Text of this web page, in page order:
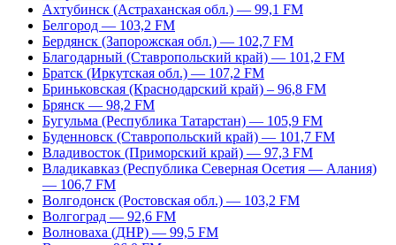
Ахтубинск (Астраханская обл.) — 99,1 FM
Белгород — 103,2 FM
Бердянск (Запорожская обл.) — 102,7 FM
Благодарный (Ставропольский край) — 101,2 FM
Братск (Иркутская обл.) — 107,2 FM
Бриньковская (Краснодарский край) – 96,8 FM
Брянск — 98,2 FM
Бугульма (Республика Татарстан) — 105,9 FM
Буденновск (Ставропольский край) — 101,7 FM
Владивосток (Приморский край) — 97,3 FM
Владикавказ (Республика Северная Осетия — Алания)
— 106,7 FM
Волгодонск (Ростовская обл.) — 103,2 FM
Волгоград — 92,6 FM
Волноваха (ДНР) — 99,5 FM